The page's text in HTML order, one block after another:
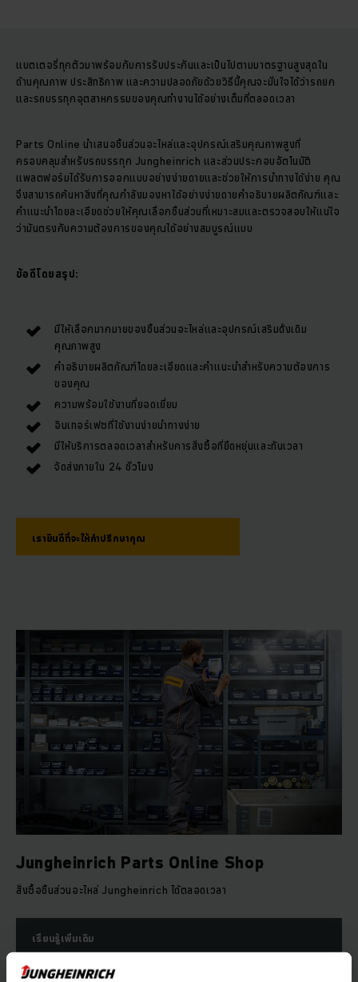
แบตเตอรี่ทุกตัวมาพร้อมกับการรับประกันและเป็นไปตามมาตรฐานสูงสุดใน
ด้านคุณภาพ ประสิทธิภาพ และความปลอดภัยด้วยวิธีนี้คุณจะมั่นใจได้ว่ารถยก
และรถบรรทุกอุตสาหกรรมของคุณทำงานได้อย่างเต็มที่ตลอดเวลา
Parts Online นำเสนอชิ้นส่วนอะไหล่และอุปกรณ์เสริมคุณภาพสูงที่
ครอบคลุมสำหรับรถบรรทุก Jungheinrich และส่วนประกอบอัตโนมัติ
แพลตฟอร์มได้รับการออกแบบอย่างง่ายดายและช่วยให้การนำทางได้ง่าย คุณ
จึงสามารถค้นหาสิ่งที่คุณกำลังมองหาได้อย่างง่ายดายคำอธิบายผลิตภัณฑ์และ
คำแนะนำโดยละเอียดช่วยให้คุณเลือกชิ้นส่วนที่เหมาะสมและตรวจสอบให้แน่ใจ
ว่ามันตรงกับความต้องการของคุณได้อย่างสมบูรณ์แบบ
ข้อดีโดยสรุป:
มีให้เลือกมากมายของชิ้นส่วนอะไหล่และอุปกรณ์เสริมดั้งเดิม
คุณภาพสูง
คำอธิบายผลิตภัณฑ์โดยละเอียดและคำแนะนำสำหรับความต้องการ
ของคุณ
ความพร้อมใช้งานที่ยอดเยี่ยม
อินเทอร์เฟซที่ใช้งานง่ายนำทางง่าย
มีให้บริการตลอดเวลาสำหรับการสั่งซื้อที่ยืดหยุ่นและทันเวลา
จัดส่งภายใน 24 ชั่วโมง
เรายินดีที่จะให้คำปรึกษาคุณ
Jungheinrich Parts Online Shop
สั่งซื้อชิ้นส่วนอะไหล่ Jungheinrich ได้ตลอดเวลา
เรียนรู้เพิ่มเติม